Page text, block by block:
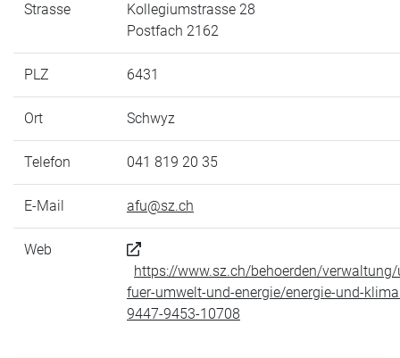
Strasse
Kollegiumstrasse 28
Postfach 2162
PLZ 6431
Ort Schwyz
Telefon 041 819 20 35
E-Mail afu@sz.ch
Web
https://www.sz.ch/behoerden/
fuer-umwelt-und-energie/energie-und-
9447-9453-10708